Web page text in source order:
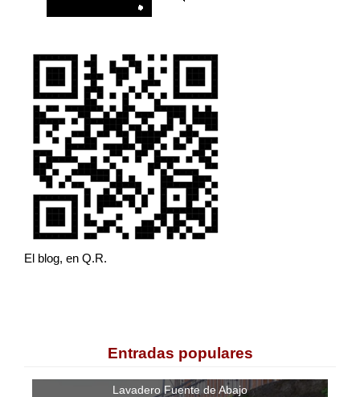
El blog, en Q.R.
Entradas populares
Lavadero Fuente de Abajo